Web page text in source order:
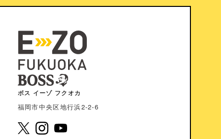
ボス イーゾ フクオカ
福岡市中央区地⾏浜2-2-6